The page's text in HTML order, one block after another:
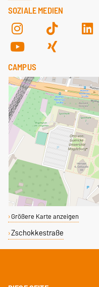
SOZIALE MEDIEN
CAMPUS
Größere Karte anzeigen
Zschokkestraße